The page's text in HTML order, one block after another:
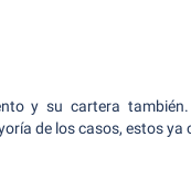
y su cartera
de los casos, estos